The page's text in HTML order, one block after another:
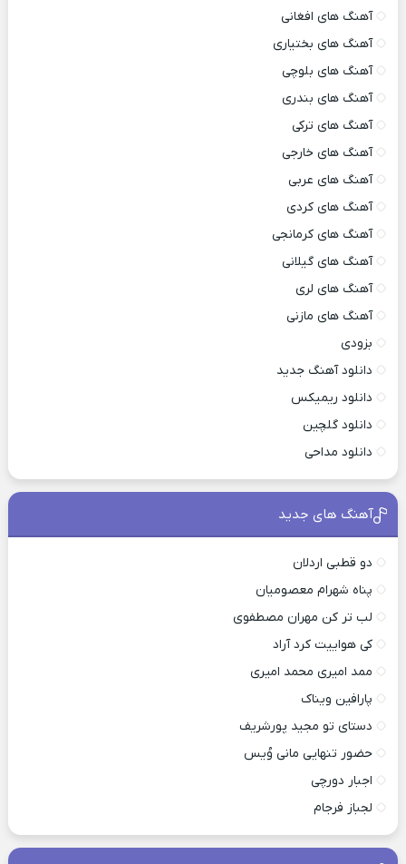
آهنگ های افغانی
آهنگ های بختیاری
آهنگ های بلوچی
آهنگ های بندری
آهنگ های ترکی
آهنگ های خارجی
آهنگ های عربی
آهنگ های کردی
آهنگ های کرمانجی
آهنگ های گیلانی
آهنگ های لری
آهنگ های مازنی
بزودی
دانلود آهنگ جدید
دانلود ریمیکس
دانلود گلچین
دانلود مداحی
آهنگ های جدید
دو قطبی اردلان
پناه شهرام معصومیان
لب تر کن مهران مصطفوی
کی هواییت کرد آراد
ممد امیری محمد امیری
پارافین ویناک
دستای تو مجید پورشریف
حضور تنهایی مانی وُیس
اجبار دورچی
لجباز فرجام